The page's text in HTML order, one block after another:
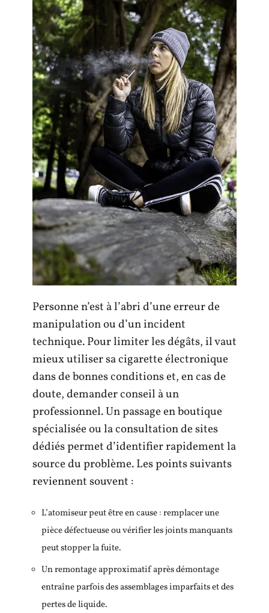
Personne n’est à l’abri d’une erreur de
manipulation ou d’un incident
technique. Pour limiter les dégâts, il vaut
mieux utiliser sa cigarette électronique
dans de bonnes conditions et, en cas de
doute, demander conseil à un
professionnel. Un passage en boutique
spécialisée ou la consultation de sites
dédiés permet d’identifier rapidement la
source du problème. Les points suivants
reviennent souvent :
L’atomiseur peut être en cause : remplacer une
pièce défectueuse ou vérifier les joints manquants
peut stopper la fuite.
Un remontage approximatif après démontage
entraîne parfois des assemblages imparfaits et des
pertes de liquide.